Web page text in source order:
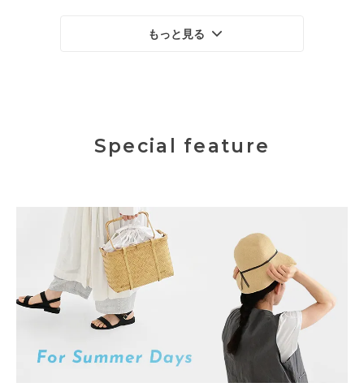
もっと見る
Special feature